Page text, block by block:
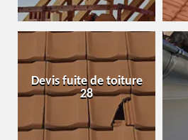
Devis fuite de toiture
28